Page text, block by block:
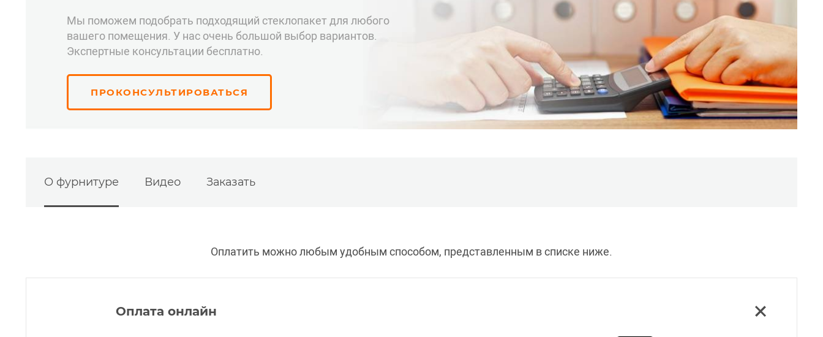
Мы поможем подобрать подходящий стеклопакет для любого
вашего помещения. У нас очень большой выбор вариантов.
Экспертные консультации бесплатно.
ПРОКОНСУЛЬТИРОВАТЬСЯ
О фурнитуре Видео Заказать
Оплатить можно любым удобным способом, представленным в списке ниже.
Оплата онлайн